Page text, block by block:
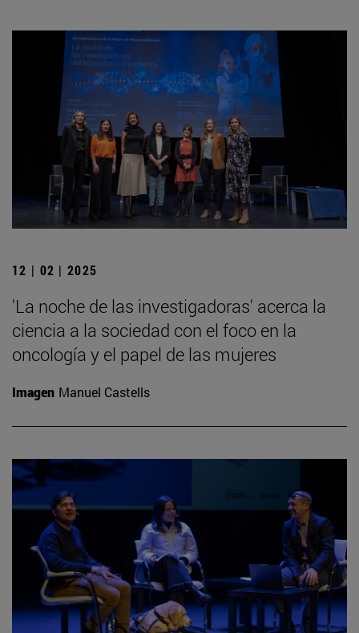
12 | 02 | 2025
'La noche de las investigadoras' acerca la
ciencia a la sociedad con el foco en la
oncología y el papel de las mujeres
Imagen Manuel Castells